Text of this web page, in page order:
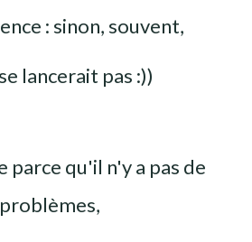
: sinon, souvent,
lancerait pas :))
parce qu'il n'y a pas de
problèmes,